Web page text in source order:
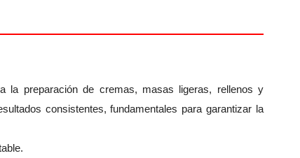
la preparación de cremas, masas ligeras, rellenos y
consistentes, fundamentales para garantizar la